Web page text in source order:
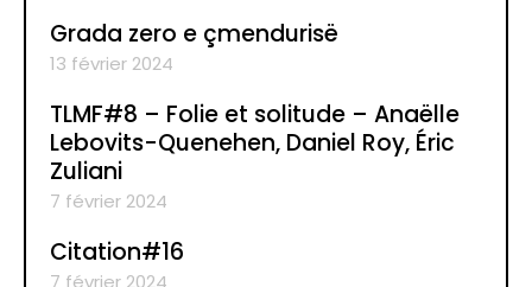
Grada zero e çmendurisë
13 février 2024
TLMF#8 – Folie et solitude – Anaëlle
Lebovits-Quenehen, Daniel Roy, Éric
Zuliani
7 février 2024
Citation#16
7 février 2024